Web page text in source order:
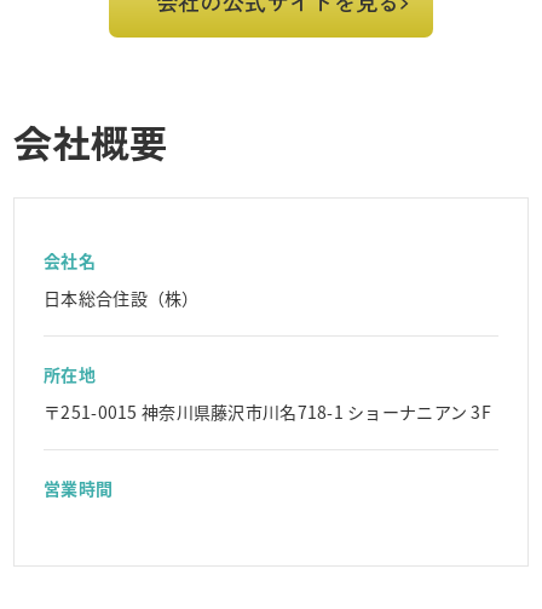
会社概要
会社名
日本総合住設（株）
所在地
〒251-0015 神奈川県藤沢市川名718-1 ショーナニアン 3F
営業時間